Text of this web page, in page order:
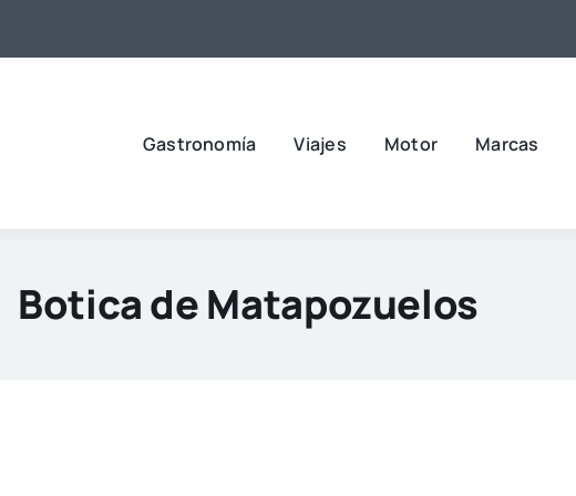
Gastronomía Viajes Motor Marcas
Botica de Matapozuelos